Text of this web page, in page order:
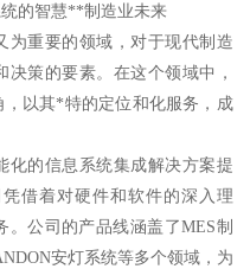
的智慧**制造业未来
为重要的领域，对于现代制造
策的要素。在这个领域中，
以其*特的定位和化服务，成
化的信息系统集成解决方案提
借着对硬件和软件的深入理
公司的产品线涵盖了MES制
安灯系统等多个领域，为